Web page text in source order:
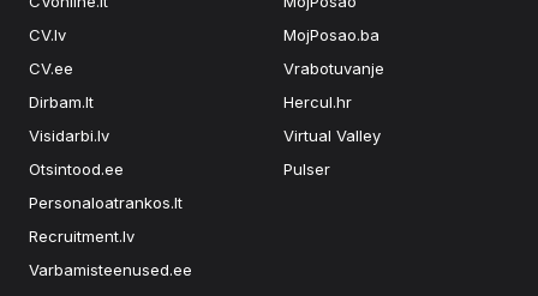
CV.lv
CV.ee
Dirbam.lt
Visidarbi.lv
Otsintood.ee
Personaloatrankos.lt
Recruitment.lv
Varbamisteenused.ee
MojPosao.ba
Vrabotuvanje
Hercul.hr
Virtual Valley
Pulser